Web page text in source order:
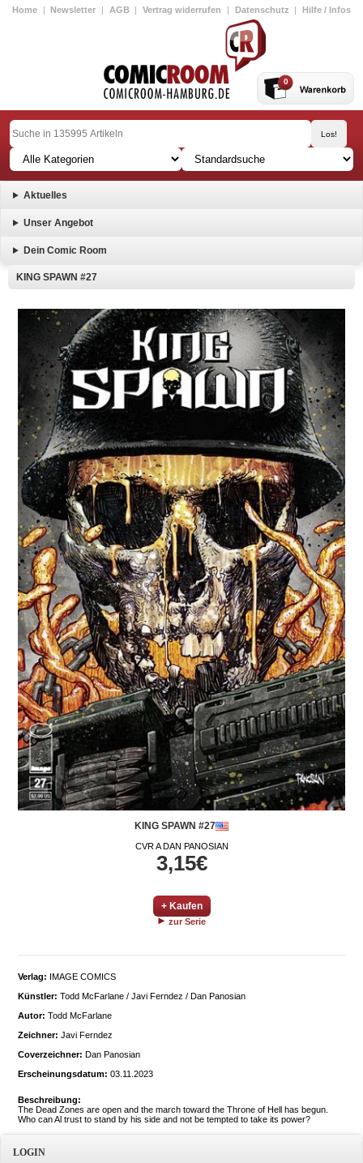
Home | Newsletter | AGB | Vertrag widerrufen | Datenschutz | Hilfe / Infos
0
Aktuelles
Unser Angebot
Dein Comic Room
KING SPAWN #27
KING SPAWN #27
CVR A DAN PANOSIAN
3,15€
+ Kaufen
zur Serie
Verlag: IMAGE COMICS
Künstler: Todd McFarlane / Javi Ferndez / Dan Panosian
Autor: Todd McFarlane
Zeichner: Javi Ferndez
Coverzeichner: Dan Panosian
Erscheinungsdatum: 03.11.2023
Beschreibung:
The Dead Zones are open and the march toward the Throne of Hell has begun.
Who can Al trust to stand by his side and not be tempted to take its power?
LOGIN